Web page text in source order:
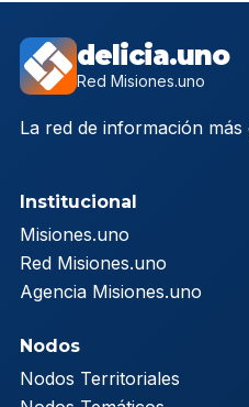
delicia.uno
Red Misiones.uno
La red de información más
Institucional
Misiones.uno
Red Misiones.uno
Agencia Misiones.uno
Nodos
Nodos Territoriales